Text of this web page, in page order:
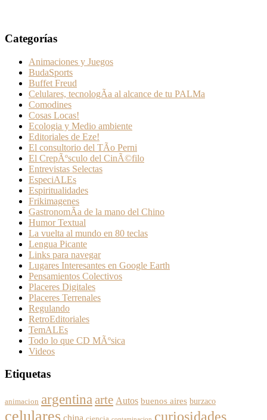
Categorías
Animaciones y Juegos
BudaSports
Buffet Freud
Celulares, tecnologÃ­a al alcance de tu PALMa
Comodines
Cosas Locas!
Ecologia y Medio ambiente
Editoriales de Eze!
El consultorio del TÃ­o Perni
El CrepÃºsculo del CinÃ©filo
Entrevistas Selectas
EspeciALEs
Espiritualidades
Frikimagenes
GastronomÃ­a de la mano del Chino
Humor Textual
La vuelta al mundo en 80 teclas
Lengua Picante
Links para navegar
Lugares Interesantes en Google Earth
Pensamientos Colectivos
Placeres Digitales
Placeres Terrenales
Regulando
RetroEditoriales
TemALEs
Todo lo que CD MÃºsica
Videos
Etiquetas
animacion argentinaarte Autos buenos aires burzaco
celulares curiosidades